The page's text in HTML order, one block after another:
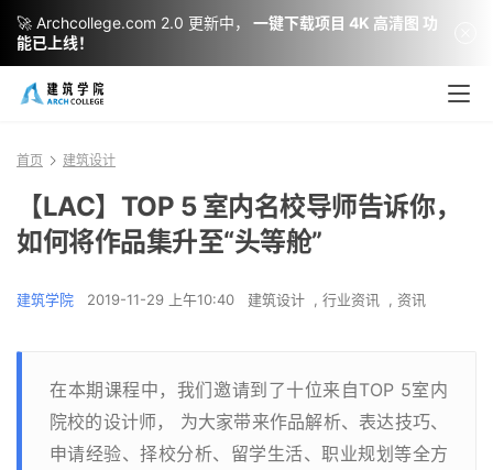
首页 建筑设计
【LAC】TOP 5 室内名校导师告诉你，
如何将作品集升至“头等舱”
建筑学院 2019-11-29 上午10:40 建筑设计 , 行业资讯 , 资讯
在本期课程中，我们邀请到了十位来自TOP 5室内
院校的设计师， 为大家带来作品解析、表达技巧、
申请经验、择校分析、留学生活、职业规划等全方
🚀 Archcollege.com 2.0 更新中，
一键下载项目 4K 高清图 功
能已上线！